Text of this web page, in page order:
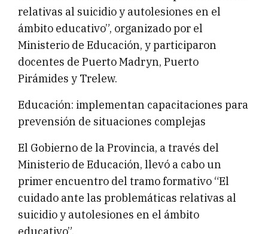
relativas al suicidio y autolesiones en el
ámbito educativo”, organizado por el
Ministerio de Educación, y participaron
docentes de Puerto Madryn, Puerto
Pirámides y Trelew.
Educación: implementan capacitaciones para
prevensión de situaciones complejas
El Gobierno de la Provincia, a través del
Ministerio de Educación, llevó a cabo un
primer encuentro del tramo formativo “El
cuidado ante las problemáticas relativas al
suicidio y autolesiones en el ámbito
educativo”.